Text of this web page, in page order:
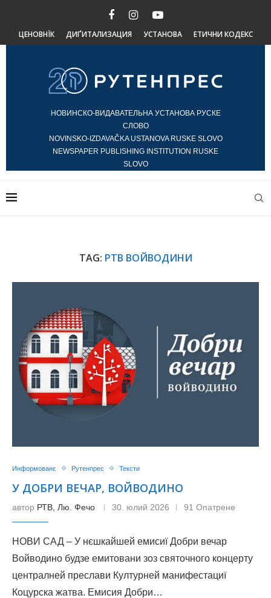
ЦЕНОВНЇК ДИҐИТАЛИЗАЦИЯ УСТАНОВА ЕТИЧНИ КОДЕКС
НОВИНСКО-ВИДАВАТЕЛЬНА УСТАНОВА РУСКЕ
СЛОВО
NOVINSKO-IZDAVAČKA USTANOVA RUSKE SLOVO
NEWSPAPER PUBLISHING INSTITUTION RUSKE
SLOVO
TAG: РТВ ВОЙВОДИНИ
Информованє Рутенпрес Тексти
У ДОБРИ ВЕЧАР, ВОЙВОДИНО
автор РТВ, Лю. Фечо 30. юлий 2026 91 Опатрене
НОВИ САД – У нєшкайшей емисиї Добри вечар
Войводино будзе емитовани зоз святочного концерту
централней преслави Културней манифестациї
Коцурска жатва. Емисия Добри…